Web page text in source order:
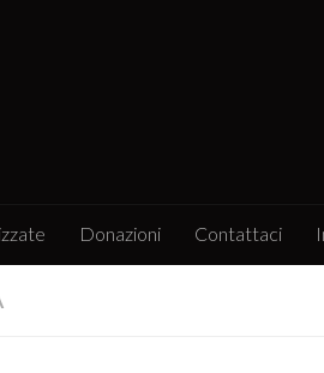
Donazioni Contattaci